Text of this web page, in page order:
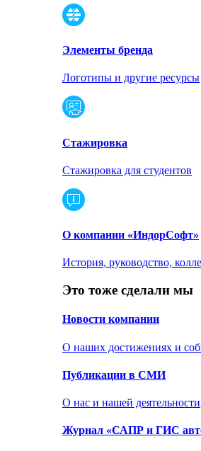
Элементы бренда
Логотипы и другие ресурсы
Стажировка
Стажировка для студентов
О компании «ИндорСофт»
История, руководство,
Это тоже сделали мы
Новости компании
О наших достижениях и
Публикации в СМИ
О нас и нашей деятельности
Журнал «САПР и ГИС